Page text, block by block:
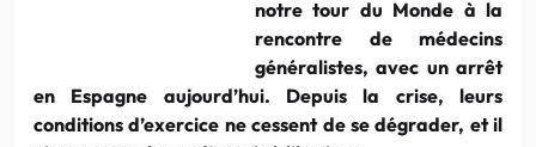
notre tour du Monde à la
rencontre de médecins
généralistes, avec un arrêt
en Espagne aujourd’hui. Depuis la crise, leurs
conditions d’exercice ne cessent de se dégrader, et il